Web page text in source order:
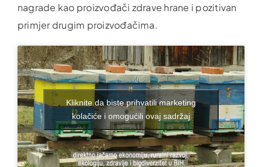
nagrade kao proizvođači zdrave hrane i pozitivan
primjer drugim proizvođačima.
Kliknite da biste prihvatili marketing
kolačiće i omogućili ovaj sadržaj